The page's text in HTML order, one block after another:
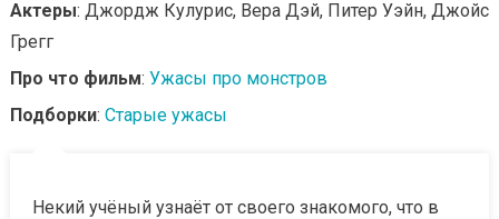
Актеры: Джордж Кулурис, Вера Дэй, Питер Уэйн, Джойс
Грегг
Про что фильм: Ужасы про монстров
Подборки: Старые ужасы
Некий учёный узнаёт от своего знакомого, что в